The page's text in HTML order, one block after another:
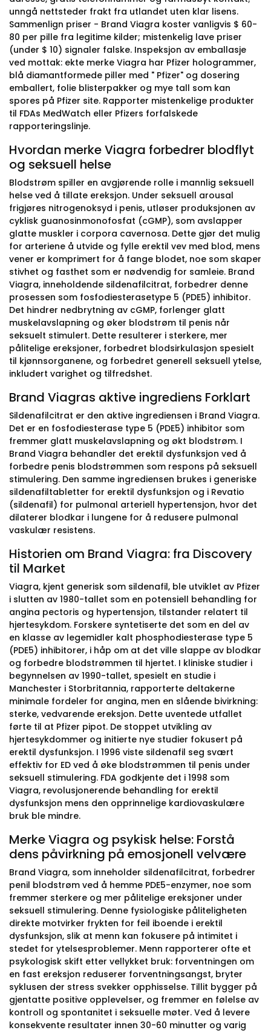
unngå nettsteder frakt fra utlandet uten klar lisens.
Sammenlign priser - Brand Viagra koster vanligvis $ 60-
80 per pille fra legitime kilder; mistenkelig lave priser
(under $ 10) signaler falske. Inspeksjon av emballasje
ved mottak: ekte merke Viagra har Pfizer hologrammer,
blå diamantformede piller med " Pfizer" og dosering
emballert, folie blisterpakker og mye tall som kan
spores på Pfizer site. Rapporter mistenkelige produkter
til FDAs MedWatch eller Pfizers forfalskede
rapporteringslinje.
Hvordan merke Viagra forbedrer blodflyt
og seksuell helse
Blodstrøm spiller en avgjørende rolle i mannlig seksuell
helse ved å tillate ereksjon. Under seksuell arousal
frigjøres nitrogenoksyd i penis, utløser produksjonen av
cyklisk guanosinmonofosfat (cGMP), som avslapper
glatte muskler i corpora cavernosa. Dette gjør det mulig
for arteriene å utvide og fylle erektil vev med blod, mens
vener er komprimert for å fange blodet, noe som skaper
stivhet og fasthet som er nødvendig for samleie. Brand
Viagra, inneholdende sildenafilcitrat, forbedrer denne
prosessen som fosfodiesterasetype 5 (PDE5) inhibitor.
Det hindrer nedbrytning av cGMP, forlenger glatt
muskelavslapning og øker blodstrøm til penis når
seksuelt stimulert. Dette resulterer i sterkere, mer
pålitelige ereksjoner, forbedret blodsirkulasjon spesielt
til kjønnsorganene, og forbedret generell seksuell ytelse,
inkludert varighet og tilfredshet.
Brand Viagras aktive ingrediens Forklart
Sildenafilcitrat er den aktive ingrediensen i Brand Viagra.
Det er en fosfodiesterase type 5 (PDE5) inhibitor som
fremmer glatt muskelavslapning og økt blodstrøm. I
Brand Viagra behandler det erektil dysfunksjon ved å
forbedre penis blodstrømmen som respons på seksuell
stimulering. Den samme ingrediensen brukes i generiske
sildenafiltabletter for erektil dysfunksjon og i Revatio
(sildenafil) for pulmonal arteriell hypertensjon, hvor det
dilaterer blodkar i lungene for å redusere pulmonal
vaskulær resistens.
Historien om Brand Viagra: fra Discovery
til Market
Viagra, kjent generisk som sildenafil, ble utviklet av Pfizer
i slutten av 1980-tallet som en potensiell behandling for
angina pectoris og hypertensjon, tilstander relatert til
hjertesykdom. Forskere syntetiserte det som en del av
en klasse av legemidler kalt phosphodiesterase type 5
(PDE5) inhibitorer, i håp om at det ville slappe av blodkar
og forbedre blodstrømmen til hjertet. I kliniske studier i
begynnelsen av 1990-tallet, spesielt en studie i
Manchester i Storbritannia, rapporterte deltakerne
minimale fordeler for angina, men en slående bivirkning:
sterke, vedvarende ereksjon. Dette uventede utfallet
førte til at Pfizer pipot. De stoppet utvikling av
hjertesykdommer og initierte nye studier fokusert på
erektil dysfunksjon. I 1996 viste sildenafil seg svært
effektiv for ED ved å øke blodstrømmen til penis under
seksuell stimulering. FDA godkjente det i 1998 som
Viagra, revolusjonerende behandling for erektil
dysfunksjon mens den opprinnelige kardiovaskulære
bruk ble mindre.
Merke Viagra og psykisk helse: Forstå
dens påvirkning på emosjonell velvære
Brand Viagra, som inneholder sildenafilcitrat, forbedrer
penil blodstrøm ved å hemme PDE5-enzymer, noe som
fremmer sterkere og mer pålitelige ereksjoner under
seksuell stimulering. Denne fysiologiske påliteligheten
direkte motvirker frykten for feil iboende i erektil
dysfunksjon, slik at menn kan fokusere på intimitet i
stedet for ytelsesproblemer. Menn rapporterer ofte et
psykologisk skift etter vellykket bruk: forventningen om
en fast ereksjon reduserer forventningsangst, bryter
syklusen der stress svekker opphisselse. Tillit bygger på
gjentatte positive opplevelser, og fremmer en følelse av
kontroll og spontanitet i seksuelle møter. Ved å levere
konsekvente resultater innen 30-60 minutter og varig